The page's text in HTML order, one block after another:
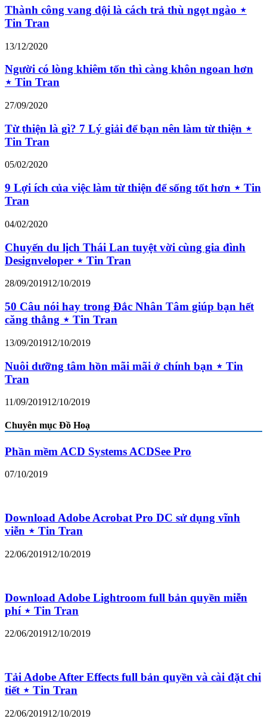
Thành công vang dội là cách trả thù ngọt ngào ⋆
Tin Tran
13/12/2020
Người có lòng khiêm tốn thì càng khôn ngoan hơn
⋆ Tin Tran
27/09/2020
Từ thiện là gì? 7 Lý giải để bạn nên làm từ thiện ⋆
Tin Tran
05/02/2020
9 Lợi ích của việc làm từ thiện để sống tốt hơn ⋆ Tin
Tran
04/02/2020
Chuyến du lịch Thái Lan tuyệt vời cùng gia đình
Designveloper ⋆ Tin Tran
28/09/201912/10/2019
50 Câu nói hay trong Đắc Nhân Tâm giúp bạn hết
căng thẳng ⋆ Tin Tran
13/09/201912/10/2019
Nuôi dưỡng tâm hồn mãi mãi ở chính bạn ⋆ Tin
Tran
11/09/201912/10/2019
Chuyên mục Đồ Hoạ
Phần mềm ACD Systems ACDSee Pro
07/10/2019
Download Adobe Acrobat Pro DC sử dụng vĩnh
viễn ⋆ Tin Tran
22/06/201912/10/2019
Download Adobe Lightroom full bản quyền miễn
phí ⋆ Tin Tran
22/06/201912/10/2019
Tải Adobe After Effects full bản quyền và cài đặt chi
tiết ⋆ Tin Tran
22/06/201912/10/2019